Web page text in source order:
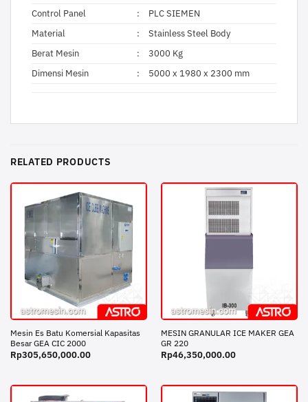
Control Panel
:
PLC SIEMEN
Material
:
Stainless Steel Body
Berat Mesin
:
3000 Kg
Dimensi Mesin
: 5000 x 1980 x 2300 mm
RELATED PRODUCTS
Mesin Es Batu Komersial Kapasitas
Besar GEA CIC 2000
Rp305,650,000.00
MESIN GRANULAR ICE MAKER GEA
GR 220
Rp46,350,000.00